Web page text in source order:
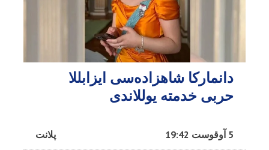
دانمارکا شاهزاده‌سی ایزابللا
حربی خدمته یوللاندی
پلانت 5 آوقوست 19:42